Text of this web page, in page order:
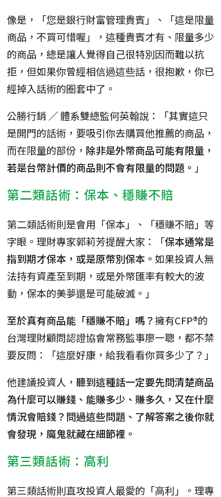
像是，「您是銀行財富管理貴賓」、「這是限量
商品，不買可惜喔」，這種貴賓才有、限量多少
的商品，總是讓人覺得自己很特別因而難以抗
拒，但如果你曾經相信過這些話，很抱歉，你已
經掉入話術的圈套中了。
公勝行銷 ∕ 體系雙總監何英翰說：「其實這只
是開門的話術，要吸引你去購買他推薦的商品，
而在限量的部份， 除非是外幣商品可能有限量，
若是台幣計價的商品則不會有限量的問題。 」
第二類話術：保本、穩賺不賠
第二類話術則是會用「保本」、「穩賺不賠」等
字眼。理財專家郭莉芳提醒大家：「保本通常是
指到期才保本，或是原幣別保本。 如果投資人無
法持有資產至到期，或是外幣匯率有較大的波
動，保本的美夢還是可能破滅。」
至於真有商品能「穩賺不賠」嗎？擁有CFP®️的
台灣理財顧問認證協會常務監事廖一聰，都不禁
要反問：「這麼好康，給我看看你買多少了？」
他建議投資人， 聽到這種話一定要先問清楚商品
為什麼可以賺錢、能賺多少、賺多久，又在什麼
情況會賠錢？問過這些問題、了解答案之後你就
會發現，魔鬼就藏在細節裡。
第三類話術：高利
第三類話術則直攻投資人最愛的「高利」。理專